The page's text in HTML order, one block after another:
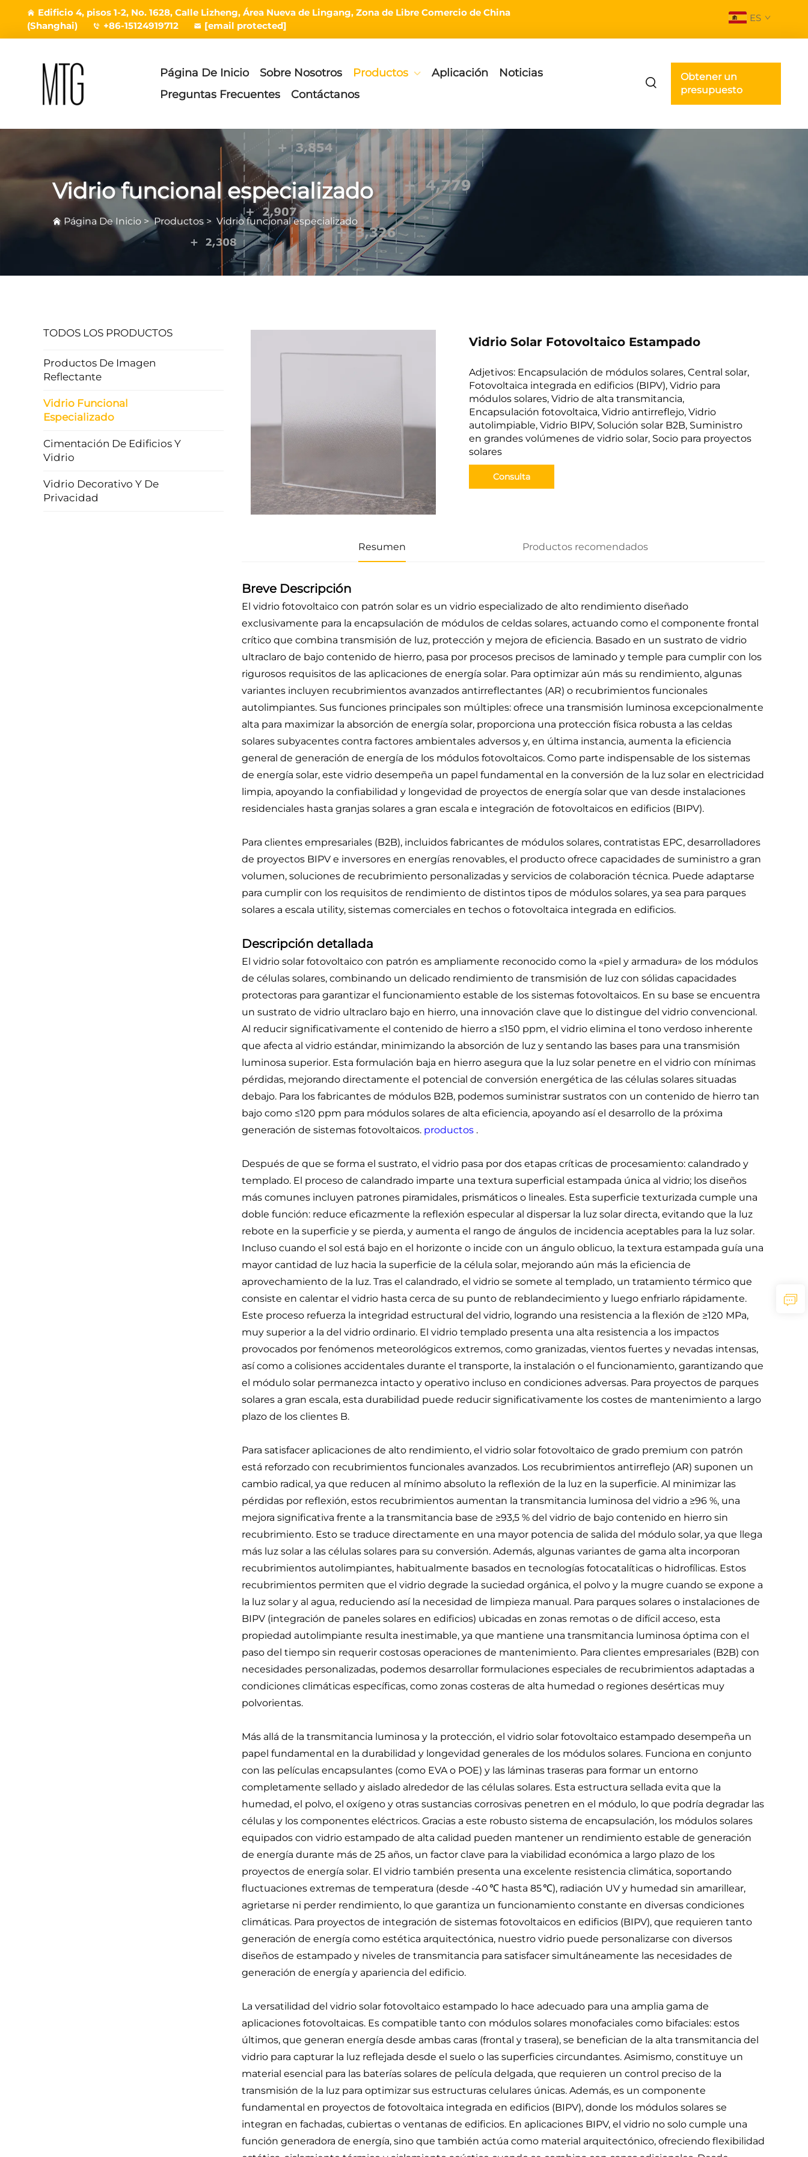
Edificio 4, pisos 1-2, No. 1628, Calle Lizheng, Área Nueva de Lingang, Zona de Libre Comercio de China
(Shanghai)
+86-15124919712 [email protected]
ES
Página De Inicio Sobre Nosotros Productos Aplicación
Noticias
Preguntas Frecuentes
Contáctanos
Obtener un
presupuesto
Vidrio funcional especializado
Página De Inicio >Productos > Vidrio funcional especializado
TODOS LOS PRODUCTOS
Productos De Imagen
Reflectante
Vidrio Funcional
Especializado
Cimentación De Edificios Y
Vidrio
Vidrio Decorativo Y De
Privacidad
Vidrio Solar Fotovoltaico Estampado
Adjetivos: Encapsulación de módulos solares, Central solar,
Fotovoltaica integrada en edificios (BIPV), Vidrio para
módulos solares, Vidrio de alta transmitancia,
Encapsulación fotovoltaica, Vidrio antirreflejo, Vidrio
autolimpiable, Vidrio BIPV, Solución solar B2B, Suministro
en grandes volúmenes de vidrio solar, Socio para proyectos
solares
Consulta
Resumen Productos recomendados
Breve Descripción
El vidrio fotovoltaico con patrón solar es un vidrio especializado de alto rendimiento diseñado
exclusivamente para la encapsulación de módulos de celdas solares, actuando como el componente frontal
crítico que combina transmisión de luz, protección y mejora de eficiencia. Basado en un sustrato de vidrio
ultraclaro de bajo contenido de hierro, pasa por procesos precisos de laminado y temple para cumplir con los
rigurosos requisitos de las aplicaciones de energía solar. Para optimizar aún más su rendimiento, algunas
variantes incluyen recubrimientos avanzados antirreflectantes (AR) o recubrimientos funcionales
autolimpiantes. Sus funciones principales son múltiples: ofrece una transmisión luminosa excepcionalmente
alta para maximizar la absorción de energía solar, proporciona una protección física robusta a las celdas
solares subyacentes contra factores ambientales adversos y, en última instancia, aumenta la eficiencia
general de generación de energía de los módulos fotovoltaicos. Como parte indispensable de los sistemas
de energía solar, este vidrio desempeña un papel fundamental en la conversión de la luz solar en electricidad
limpia, apoyando la confiabilidad y longevidad de proyectos de energía solar que van desde instalaciones
residenciales hasta granjas solares a gran escala e integración de fotovoltaicos en edificios (BIPV).
Para clientes empresariales (B2B), incluidos fabricantes de módulos solares, contratistas EPC, desarrolladores
de proyectos BIPV e inversores en energías renovables, el producto ofrece capacidades de suministro a gran
volumen, soluciones de recubrimiento personalizadas y servicios de colaboración técnica. Puede adaptarse
para cumplir con los requisitos de rendimiento de distintos tipos de módulos solares, ya sea para parques
solares a escala utility, sistemas comerciales en techos o fotovoltaica integrada en edificios.
Descripción detallada
El vidrio solar fotovoltaico con patrón es ampliamente reconocido como la «piel y armadura» de los módulos
de células solares, combinando un delicado rendimiento de transmisión de luz con sólidas capacidades
protectoras para garantizar el funcionamiento estable de los sistemas fotovoltaicos. En su base se encuentra
un sustrato de vidrio ultraclaro bajo en hierro, una innovación clave que lo distingue del vidrio convencional.
Al reducir significativamente el contenido de hierro a ≤150 ppm, el vidrio elimina el tono verdoso inherente
que afecta al vidrio estándar, minimizando la absorción de luz y sentando las bases para una transmisión
luminosa superior. Esta formulación baja en hierro asegura que la luz solar penetre en el vidrio con mínimas
pérdidas, mejorando directamente el potencial de conversión energética de las células solares situadas
debajo. Para los fabricantes de módulos B2B, podemos suministrar sustratos con un contenido de hierro tan
bajo como ≤120 ppm para módulos solares de alta eficiencia, apoyando así el desarrollo de la próxima
generación de sistemas fotovoltaicos. productos .
Después de que se forma el sustrato, el vidrio pasa por dos etapas críticas de procesamiento: calandrado y
templado. El proceso de calandrado imparte una textura superficial estampada única al vidrio; los diseños
más comunes incluyen patrones piramidales, prismáticos o lineales. Esta superficie texturizada cumple una
doble función: reduce eficazmente la reflexión especular al dispersar la luz solar directa, evitando que la luz
rebote en la superficie y se pierda, y aumenta el rango de ángulos de incidencia aceptables para la luz solar.
Incluso cuando el sol está bajo en el horizonte o incide con un ángulo oblicuo, la textura estampada guía una
mayor cantidad de luz hacia la superficie de la célula solar, mejorando aún más la eficiencia de
aprovechamiento de la luz. Tras el calandrado, el vidrio se somete al templado, un tratamiento térmico que
consiste en calentar el vidrio hasta cerca de su punto de reblandecimiento y luego enfriarlo rápidamente.
Este proceso refuerza la integridad estructural del vidrio, logrando una resistencia a la flexión de ≥120 MPa,
muy superior a la del vidrio ordinario. El vidrio templado presenta una alta resistencia a los impactos
provocados por fenómenos meteorológicos extremos, como granizadas, vientos fuertes y nevadas intensas,
así como a colisiones accidentales durante el transporte, la instalación o el funcionamiento, garantizando que
el módulo solar permanezca intacto y operativo incluso en condiciones adversas. Para proyectos de parques
solares a gran escala, esta durabilidad puede reducir significativamente los costes de mantenimiento a largo
plazo de los clientes B.
Para satisfacer aplicaciones de alto rendimiento, el vidrio solar fotovoltaico de grado premium con patrón
está reforzado con recubrimientos funcionales avanzados. Los recubrimientos antirreflejo (AR) suponen un
cambio radical, ya que reducen al mínimo absoluto la reflexión de la luz en la superficie. Al minimizar las
pérdidas por reflexión, estos recubrimientos aumentan la transmitancia luminosa del vidrio a ≥96 %, una
mejora significativa frente a la transmitancia base de ≥93,5 % del vidrio de bajo contenido en hierro sin
recubrimiento. Esto se traduce directamente en una mayor potencia de salida del módulo solar, ya que llega
más luz solar a las células solares para su conversión. Además, algunas variantes de gama alta incorporan
recubrimientos autolimpiantes, habitualmente basados en tecnologías fotocatalíticas o hidrofílicas. Estos
recubrimientos permiten que el vidrio degrade la suciedad orgánica, el polvo y la mugre cuando se expone a
la luz solar y al agua, reduciendo así la necesidad de limpieza manual. Para parques solares o instalaciones de
BIPV (integración de paneles solares en edificios) ubicadas en zonas remotas o de difícil acceso, esta
propiedad autolimpiante resulta inestimable, ya que mantiene una transmitancia luminosa óptima con el
paso del tiempo sin requerir costosas operaciones de mantenimiento. Para clientes empresariales (B2B) con
necesidades personalizadas, podemos desarrollar formulaciones especiales de recubrimientos adaptadas a
condiciones climáticas específicas, como zonas costeras de alta humedad o regiones desérticas muy
polvorientas.
Más allá de la transmitancia luminosa y la protección, el vidrio solar fotovoltaico estampado desempeña un
papel fundamental en la durabilidad y longevidad generales de los módulos solares. Funciona en conjunto
con las películas encapsulantes (como EVA o POE) y las láminas traseras para formar un entorno
completamente sellado y aislado alrededor de las células solares. Esta estructura sellada evita que la
humedad, el polvo, el oxígeno y otras sustancias corrosivas penetren en el módulo, lo que podría degradar las
células y los componentes eléctricos. Gracias a este robusto sistema de encapsulación, los módulos solares
equipados con vidrio estampado de alta calidad pueden mantener un rendimiento estable de generación
de energía durante más de 25 años, un factor clave para la viabilidad económica a largo plazo de los
proyectos de energía solar. El vidrio también presenta una excelente resistencia climática, soportando
fluctuaciones extremas de temperatura (desde -40 ℃ hasta 85 ℃), radiación UV y humedad sin amarillear,
agrietarse ni perder rendimiento, lo que garantiza un funcionamiento constante en diversas condiciones
climáticas. Para proyectos de integración de sistemas fotovoltaicos en edificios (BIPV), que requieren tanto
generación de energía como estética arquitectónica, nuestro vidrio puede personalizarse con diversos
diseños de estampado y niveles de transmitancia para satisfacer simultáneamente las necesidades de
generación de energía y apariencia del edificio.
La versatilidad del vidrio solar fotovoltaico estampado lo hace adecuado para una amplia gama de
aplicaciones fotovoltaicas. Es compatible tanto con módulos solares monofaciales como bifaciales: estos
últimos, que generan energía desde ambas caras (frontal y trasera), se benefician de la alta transmitancia del
vidrio para capturar la luz reflejada desde el suelo o las superficies circundantes. Asimismo, constituye un
material esencial para las baterías solares de película delgada, que requieren un control preciso de la
transmisión de la luz para optimizar sus estructuras celulares únicas. Además, es un componente
fundamental en proyectos de fotovoltaica integrada en edificios (BIPV), donde los módulos solares se
integran en fachadas, cubiertas o ventanas de edificios. En aplicaciones BIPV, el vidrio no solo cumple una
función generadora de energía, sino que también actúa como material arquitectónico, ofreciendo flexibilidad